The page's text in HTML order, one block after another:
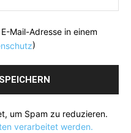
Mail-Adresse in einem
)
um Spam zu reduzieren.
verarbeitet werden.